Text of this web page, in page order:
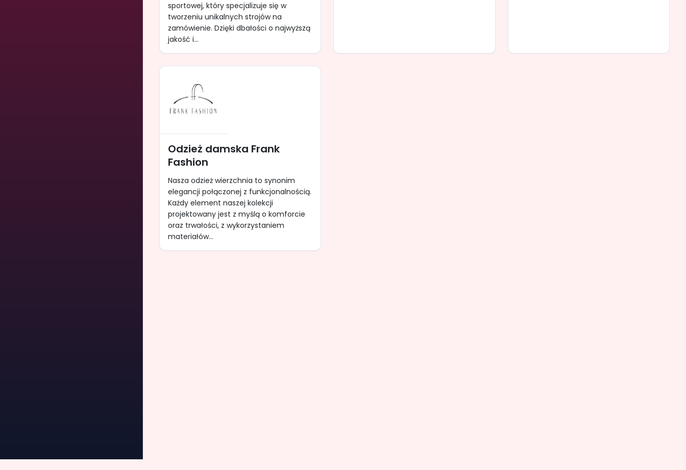
sportowej, który specjalizuje się w
tworzeniu unikalnych strojów na
zamówienie. Dzięki dbałości o najwyższą
jakość i...
Odzież damska Frank
Fashion
Nasza odzież wierzchnia to synonim
elegancji połączonej z funkcjonalnością.
Każdy element naszej kolekcji
projektowany jest z myślą o komforcie
oraz trwałości, z wykorzystaniem
materiałów...